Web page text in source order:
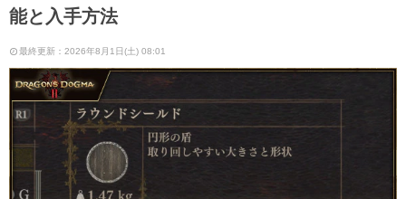
能と入手方法
最終更新：2026年8月1日(土) 08:01